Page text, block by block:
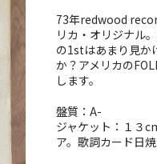
73年redwood
リカ・オリジナル
の1stはあまり見か
か？アメリカの
します。
盤質：A-
ジャケット：１３
ア。歌詞カード日焼